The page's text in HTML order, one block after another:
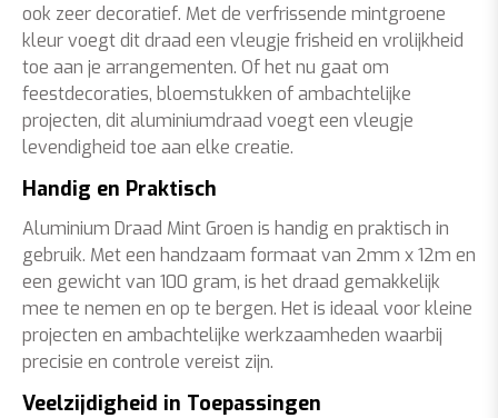
ook zeer decoratief. Met de verfrissende mintgroene
kleur voegt dit draad een vleugje frisheid en vrolijkheid
toe aan je arrangementen. Of het nu gaat om
feestdecoraties, bloemstukken of ambachtelijke
projecten, dit aluminiumdraad voegt een vleugje
levendigheid toe aan elke creatie.
Handig en Praktisch
Aluminium Draad Mint Groen is handig en praktisch in
gebruik. Met een handzaam formaat van 2mm x 12m en
een gewicht van 100 gram, is het draad gemakkelijk
mee te nemen en op te bergen. Het is ideaal voor kleine
projecten en ambachtelijke werkzaamheden waarbij
precisie en controle vereist zijn.
Veelzijdigheid in Toepassingen